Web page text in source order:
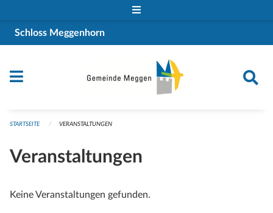
Schloss Meggenhorn
STARTSEITE VERANSTALTUNGEN
Veranstaltungen
Keine Veranstaltungen gefunden.